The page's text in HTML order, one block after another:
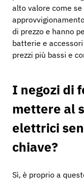
alto valore come
di prezzo e hanno
batterie e
prezzi più bassi e
I negozi di
mettere al
elettrici
chiave?
Sì, è proprio a